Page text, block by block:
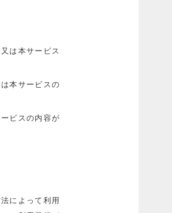
は本サービス
本サービスの
ビスの内容が
によって利用